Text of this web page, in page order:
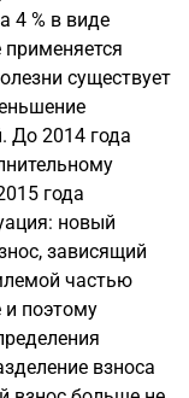
4 % в виде
существует
До 2014 года
года
новый
зависящий
частью
и поэтому
взноса